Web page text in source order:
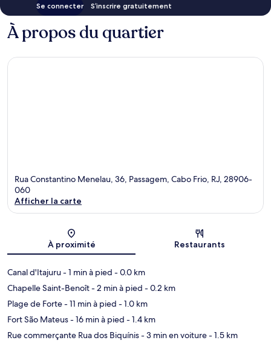
Se connecter S’inscrire gratuitement
À propos du quartier
Rua Constantino Menelau, 36, Passagem, Cabo Frio, RJ, 28906-
060
Afficher la carte
À proximité Restaurants
Canal d'Itajuru- 1 min à pied - 0.0 km
Chapelle Saint-Benoît- 2 min à pied - 0.2 km
Plage de Forte- 11 min à pied - 1.0 km
Fort São Mateus- 16 min à pied - 1.4 km
Rue commerçante Rua dos Biquínis- 3 min en voiture- 1.5 km